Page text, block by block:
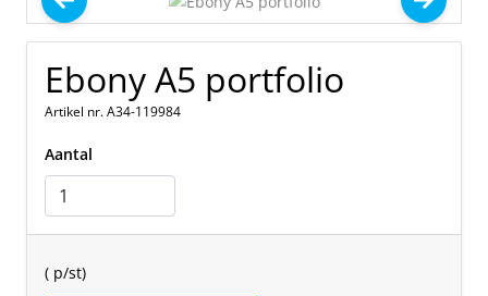
Ebony A5 portfolio
Artikel nr. A34-119984
Aantal
( p/st)